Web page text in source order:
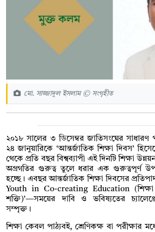
মো. সাজ্জাদুল ইসলাম © সংগৃহীত
২০১৮ সালের ৩ ডিসেম্বর জাতিসংঘের সাধারণ
২৪ জানুয়ারিকে ‘আন্তর্জাতিক শিক্ষা দিবস’
থেকে প্রতি বছর বিশ্বব্যাপী এই দিনটি শিক্ষা
অগ্রগতির গুরুত্ব তুলে ধরার এক গুরুত্বপূর্ণ
হচ্ছে। এবছর আন্তর্জাতিক শিক্ষা দিবসের
Youth in Co-creating Education (শিক্ষা
শক্তি)’—সময়ের দাবি ও ভবিষ্যতের
সম্পৃক্ত।
শিক্ষা কেবল পাঠ্যবই, শ্রেণিকক্ষ বা পরীক্ষার